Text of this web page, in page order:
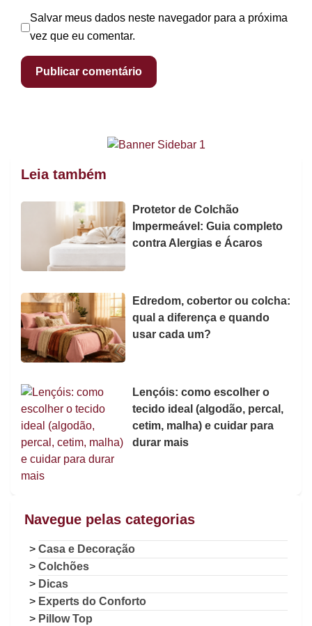
Salvar meus dados neste navegador para a próxima
vez que eu comentar.
Leia também
Protetor de Colchão
Impermeável: Guia completo
contra Alergias e Ácaros
Edredom, cobertor ou colcha:
qual a diferença e quando
usar cada um?
Lençóis: como escolher o
tecido ideal (algodão, percal,
cetim, malha) e cuidar para
durar mais
Navegue pelas categorias
Casa e Decoração
Colchões
Dicas
Experts do Conforto
Pillow Top